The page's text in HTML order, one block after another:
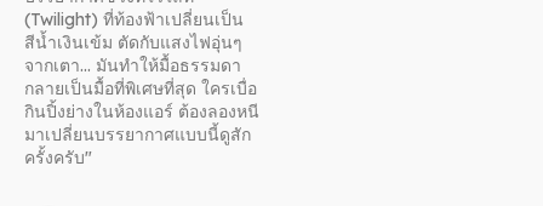
(Twilight) ที่ท้องฟ้าเปลี่ยนเป็น
สีน้ำเงินเข้ม ตัดกับแสงไฟอุ่นๆ
จากเตา... มันทำให้มื้อธรรมดา
กลายเป็นมื้อที่พิเศษที่สุด ใครเบื่อ
กินปิ้งย่างในห้องแอร์ ต้องลองหนี
มาเปลี่ยนบรรยากาศแบบนี้ดูสัก
ครั้งครับ"